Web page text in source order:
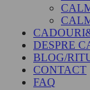
DESPRE
BLOG/
CONTACT
FAQ